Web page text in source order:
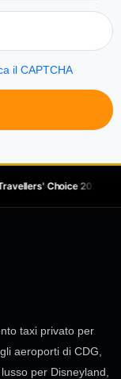
il CAPTCHA
Choice 2026
taxi privato per
aeroporti di CDG,
per Disneyland,